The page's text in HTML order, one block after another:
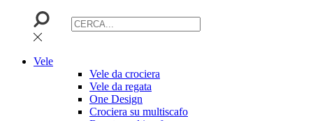
Vele
Vele da crociera
Vele da regata
One Design
Crociera su multiscafo